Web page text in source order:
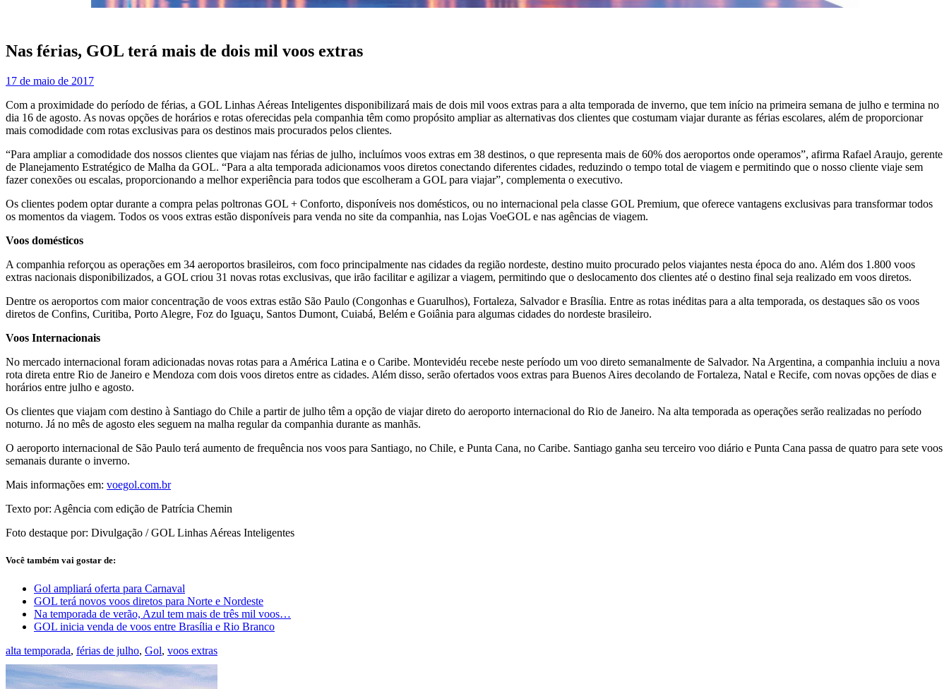
Nas férias, GOL terá mais de dois mil voos extras
17 de maio de 2017
Com a proximidade do período de férias, a GOL Linhas Aéreas Inteligentes disponibilizará mais de dois mil voos extras para a alta temporada de inverno, que tem início na primeira semana de julho e termina no
dia 16 de agosto. As novas opções de horários e rotas oferecidas pela companhia têm como propósito ampliar as alternativas dos clientes que costumam viajar durante as férias escolares, além de proporcionar
mais comodidade com rotas exclusivas para os destinos mais procurados pelos clientes.
“Para ampliar a comodidade dos nossos clientes que viajam nas férias de julho, incluímos voos extras em 38 destinos, o que representa mais de 60% dos aeroportos onde operamos”, afirma Rafael Araujo, gerente
de Planejamento Estratégico de Malha da GOL. “Para a alta temporada adicionamos voos diretos conectando diferentes cidades, reduzindo o tempo total de viagem e permitindo que o nosso cliente viaje sem
fazer conexões ou escalas, proporcionando a melhor experiência para todos que escolheram a GOL para viajar”, complementa o executivo.
Os clientes podem optar durante a compra pelas poltronas GOL + Conforto, disponíveis nos domésticos, ou no internacional pela classe GOL Premium, que oferece vantagens exclusivas para transformar todos
os momentos da viagem. Todos os voos extras estão disponíveis para venda no site da companhia, nas Lojas VoeGOL e nas agências de viagem.
Voos domésticos
A companhia reforçou as operações em 34 aeroportos brasileiros, com foco principalmente nas cidades da região nordeste, destino muito procurado pelos viajantes nesta época do ano. Além dos 1.800 voos
extras nacionais disponibilizados, a GOL criou 31 novas rotas exclusivas, que irão facilitar e agilizar a viagem, permitindo que o deslocamento dos clientes até o destino final seja realizado em voos diretos.
Dentre os aeroportos com maior concentração de voos extras estão São Paulo (Congonhas e Guarulhos), Fortaleza, Salvador e Brasília. Entre as rotas inéditas para a alta temporada, os destaques são os voos
diretos de Confins, Curitiba, Porto Alegre, Foz do Iguaçu, Santos Dumont, Cuiabá, Belém e Goiânia para algumas cidades do nordeste brasileiro.
Voos Internacionais
No mercado internacional foram adicionadas novas rotas para a América Latina e o Caribe. Montevidéu recebe neste período um voo direto semanalmente de Salvador. Na Argentina, a companhia incluiu a nova
rota direta entre Rio de Janeiro e Mendoza com dois voos diretos entre as cidades. Além disso, serão ofertados voos extras para Buenos Aires decolando de Fortaleza, Natal e Recife, com novas opções de dias e
horários entre julho e agosto.
Os clientes que viajam com destino à Santiago do Chile a partir de julho têm a opção de viajar direto do aeroporto internacional do Rio de Janeiro. Na alta temporada as operações serão realizadas no período
noturno. Já no mês de agosto eles seguem na malha regular da companhia durante as manhãs.
O aeroporto internacional de São Paulo terá aumento de frequência nos voos para Santiago, no Chile, e Punta Cana, no Caribe. Santiago ganha seu terceiro voo diário e Punta Cana passa de quatro para sete voos
semanais durante o inverno.
Mais informações em: voegol.com.br
Texto por: Agência com edição de Patrícia Chemin
Foto destaque por: Divulgação / GOL Linhas Aéreas Inteligentes
Você também vai gostar de:
Gol ampliará oferta para Carnaval
GOL terá novos voos diretos para Norte e Nordeste
Na temporada de verão, Azul tem mais de três mil voos…
GOL inicia venda de voos entre Brasília e Rio Branco
alta temporada, férias de julho, Gol, voos extras